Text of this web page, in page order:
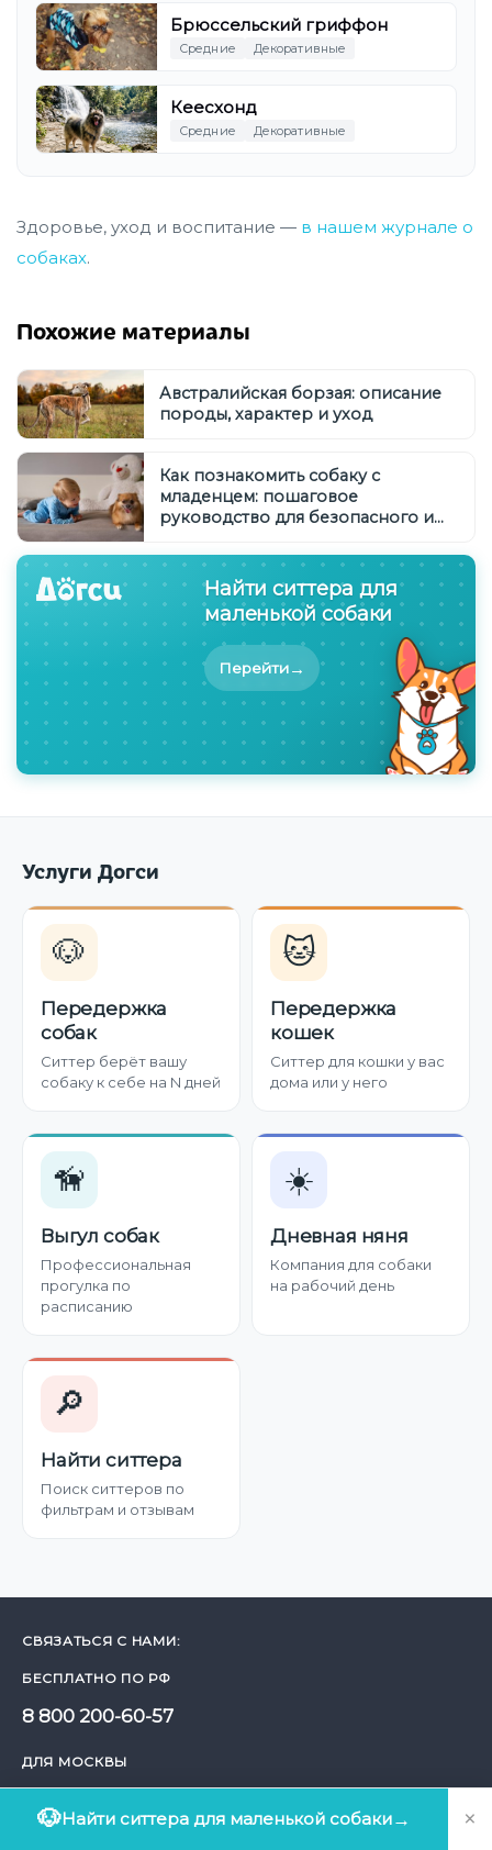
Брюссельский гриффон
Средние Декоративные
Кеесхонд
Средние Декоративные
Здоровье, уход и воспитание — в нашем журнале о
собаках.
Похожие материалы
Австралийская борзая: описание
породы, характер и уход
Как познакомить собаку с
младенцем: пошаговое
руководство для безопасного и
Найти ситтера для
маленькой собаки
Перейти→
Услуги Догси
🐶
Передержка
собак
Ситтер берёт вашу
собаку к себе на N дней
🐱
Передержка
кошек
Ситтер для кошки у вас
дома или у него
🦮
Выгул собак
Профессиональная
прогулка по
расписанию
☀️
Дневная няня
Компания для собаки
на рабочий день
🔎
Найти ситтера
Поиск ситтеров по
фильтрам и отзывам
СВЯЗАТЬСЯ С НАМИ:
БЕСПЛАТНО ПО РФ
8 800 200-60-57
ДЛЯ МОСКВЫ
🐶Найти ситтера для маленькой собаки→ ×